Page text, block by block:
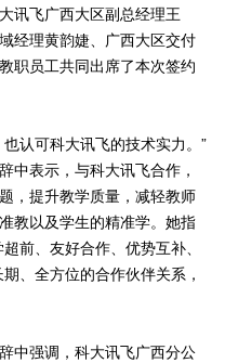
讯飞广西大区副总经理王
经理黄韵婕、广西大区交付
职员工共同出席了本次签约
认可科大讯飞的技术实力。”
中表示，与科大讯飞合作，
，提升教学质量，减轻教师
教以及学生的精准学。她指
前、友好合作、优势互补、
、全方位的合作伙伴关系，
中强调，科大讯飞广西分公